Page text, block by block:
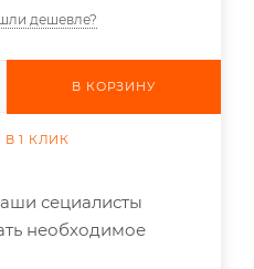
дешевле?
В КОРЗИНУ
В 1 КЛИК
сециалисты
необходимое